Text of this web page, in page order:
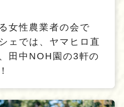
女性農業者の会で
ェでは、ヤマヒロ直
田中NOH園の3軒の